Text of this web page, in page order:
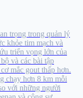
trọng trong quản lý
khỏe tim mạch và
triển vọng lớn của
và các bài tập
mắc gout thấp hơn.
chạy hơn 8 km mỗi
với những người